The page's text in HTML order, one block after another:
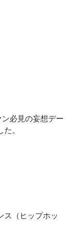
必見の妄想デー
。
（ヒップホッ